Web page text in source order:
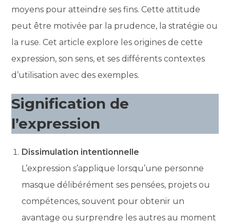
moyens pour atteindre ses fins. Cette attitude
peut être motivée par la prudence, la stratégie ou
la ruse. Cet article explore les origines de cette
expression, son sens, et ses différents contextes
d’utilisation avec des exemples.
Signification de
l’expression
Dissimulation intentionnelle
L’expression s’applique lorsqu’une personne
masque délibérément ses pensées, projets ou
compétences, souvent pour obtenir un
avantage ou surprendre les autres au moment